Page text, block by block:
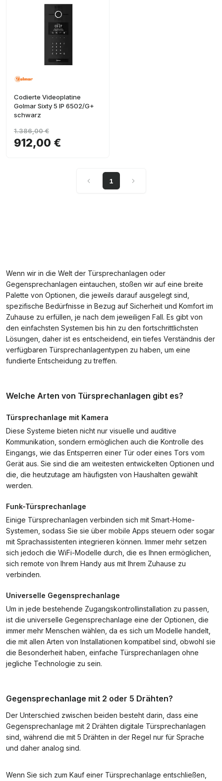
Codierte Videoplatine
Golmar Sixty 5 IP 6502/G+
schwarz
912,00 €
1.386,00 €
1
Wenn wir in die Welt der Türsprechanlagen oder
Gegensprechanlagen eintauchen, stoßen wir auf eine breite
Palette von Optionen, die jeweils darauf ausgelegt sind,
spezifische Bedürfnisse in Bezug auf Sicherheit und Komfort im
Zuhause zu erfüllen, je nach dem jeweiligen Fall. Es gibt von
den einfachsten Systemen bis hin zu den fortschrittlichsten
Lösungen, daher ist es entscheidend, ein tiefes Verständnis der
verfügbaren Türsprechanlagentypen zu haben, um eine
fundierte Entscheidung zu treffen.
Welche Arten von Türsprechanlagen gibt es?
Türsprechanlage mit Kamera
Diese Systeme bieten nicht nur visuelle und auditive
Kommunikation, sondern ermöglichen auch die Kontrolle des
Eingangs, wie das Entsperren einer Tür oder eines Tors vom
Gerät aus. Sie sind die am weitesten entwickelten Optionen und
die, die heutzutage am häufigsten von Haushalten gewählt
werden.
Funk-Türsprechanlage
Einige Türsprechanlagen verbinden sich mit Smart-Home-
Systemen, sodass Sie sie über mobile Apps steuern oder sogar
mit Sprachassistenten integrieren können. Immer mehr setzen
sich jedoch die WiFi-Modelle durch, die es Ihnen ermöglichen,
sich remote von Ihrem Handy aus mit Ihrem Zuhause zu
verbinden.
Universelle Gegensprechanlage
Um in jede bestehende Zugangskontrollinstallation zu passen,
ist die universelle Gegensprechanlage eine der Optionen, die
immer mehr Menschen wählen, da es sich um Modelle handelt,
die mit allen Arten von Installationen kompatibel sind, obwohl sie
die Besonderheit haben, einfache Türsprechanlagen ohne
jegliche Technologie zu sein.
Gegensprechanlage mit 2 oder 5 Drähten?
Der Unterschied zwischen beiden besteht darin, dass eine
Gegensprechanlage mit 2 Drähten digitale Türsprechanlagen
sind, während die mit 5 Drähten in der Regel nur für Sprache
und daher analog sind.
Wenn Sie sich zum Kauf einer Türsprechanlage entschließen,